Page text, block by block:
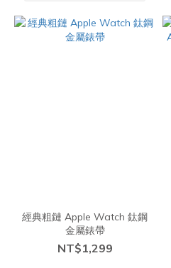
經典粗鏈 Apple Watch 鈦鋼
金屬錶帶
NT$1,299